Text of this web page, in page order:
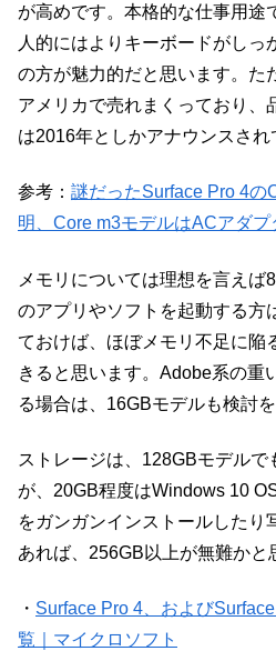
が高めです。本格的な仕事用途
人的にはよりキーボードがしっ
の方が魅力的だと思います。た
アメリカで売れまくっており、
は2016年としかアナウンスされ
参考： 謎だったSurface Pro 4の
明、Core m3モデルはACアダ
メモリについては理想を言えば
のアプリやソフトを起動する方
ておけば、ほぼメモリ不足に陥
きると思います。Adobe系の重
る場合は、16GBモデルも検討を
ストレージは、128GBモデルで
が、20GB程度はWindows 10
をガンガンインストールしたり
あれば、256GB以上が無難かと
・ Surface Pro 4、および
覧｜マイクロソフト